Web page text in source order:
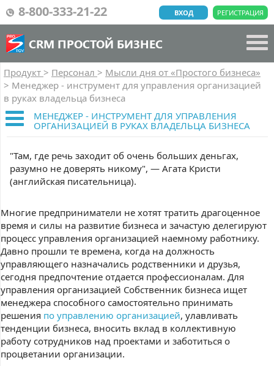
8-800-333-21-22 РЕГИСТРАЦИЯ
ВХОД
CRM ПРОСТОЙ БИЗНЕС
Продукт > Персонал > Мысли дня от «Простого бизнеса»
> Менеджер - инструмент для управления организацией
в руках владельца бизнеса
МЕНЕДЖЕР - ИНСТРУМЕНТ ДЛЯ УПРАВЛЕНИЯ
ОРГАНИЗАЦИЕЙ В РУКАХ ВЛАДЕЛЬЦА БИЗНЕСА
"Там, где речь заходит об очень больших деньгах,
разумно не доверять никому", — Агата Кристи
(английская писательница).
Многие предприниматели не хотят тратить драгоценное
время и силы на развитие бизнеса и зачастую делегируют
процесс управления организацией наемному работнику.
Давно прошли те времена, когда на должность
управляющего назначались родственники и друзья,
сегодня предпочтение отдается профессионалам. Для
управления организацией Собственник бизнеса ищет
менеджера способного самостоятельно принимать
решения по управлению организацией, улавливать
тенденции бизнеса, вносить вклад в коллективную
работу сотрудников над проектами и заботиться о
процветании организации.